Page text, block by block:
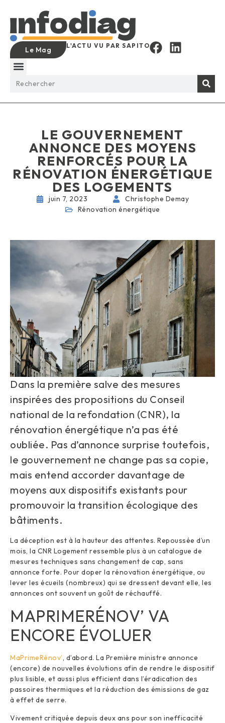
Le Mag L'ACTU VU PAR SAPITO
LE GOUVERNEMENT
ANNONCE DES MOYENS
RENFORCÉS POUR LA
RÉNOVATION ÉNERGÉTIQUE
DES LOGEMENTS
juin 7, 2023
Christophe Demay
Rénovation énergétique
Dans la première salve des mesures
inspirées des propositions du Conseil
national de la refondation (CNR), la
rénovation énergétique n’a pas été
oubliée. Pas d’annonce surprise toutefois,
le gouvernement ne change pas sa copie,
mais entend accorder davantage de
moyens aux dispositifs existants pour
promouvoir la transition écologique des
bâtiments.
La déception est à la hauteur des attentes. Repoussée d’un
mois, la CNR Logement ressemble plus à un catalogue de
mesures techniques sans changement de cap, sans
annonce forte. Pour doper la rénovation énergétique, ou
lever les écueils (nombreux) qui se dressent devant elle, les
annonces ont souvent un goût de réchauffé.
MAPRIMERÉNOV’ VA
ENCORE ÉVOLUER
MaPrimeRénov’, d’abord. La Première ministre annonce
(encore) de nouvelles évolutions afin de rendre le dispositif
plus lisible, et aussi plus efficient dans l’éradication des
passoires thermiques et la réduction des émissions de gaz
à effet de serre.
Vivement critiquée depuis deux ans pour son inefficacité